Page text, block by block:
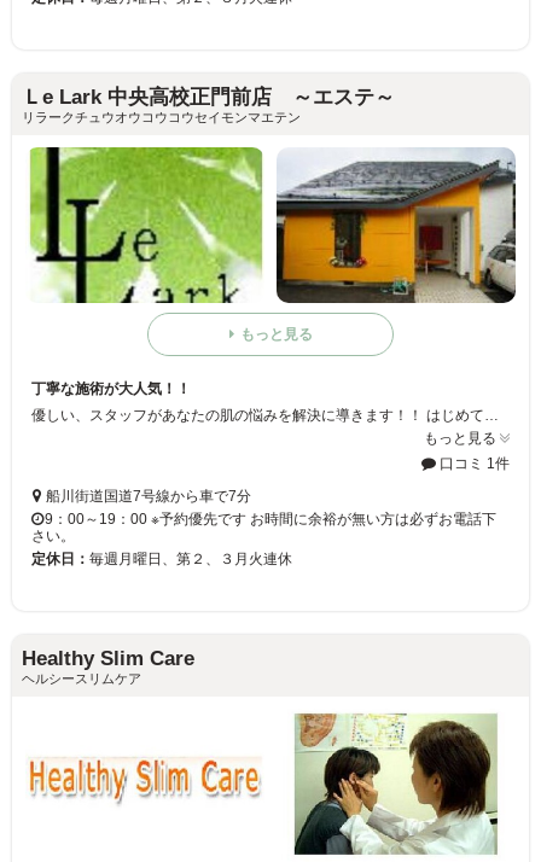
Ｌe Lark 中央高校正門前店 ～エステ～
リラークチュウオウコウコウセイモンマエテン
もっと見る
丁寧な施術が大人気！！
もっと見る
口コミ 1件
船川街道国道7号線から車で7分
9：00～19：00 ※予約優先です お時間に余裕が無い方は必ずお電話下
さい。
定休日： 毎週月曜日、第２、３月火連休
Healthy Slim Care
ヘルシースリムケア